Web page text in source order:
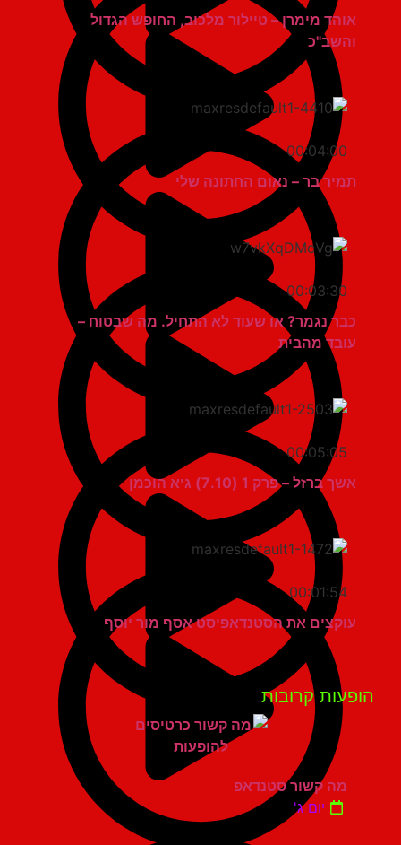
אוהד מימרן – טיילור מלכוב, החופש הגדול
והשב"כ
00:04:00
תמיר בר – נאום החתונה שלי
00:03:30
כבר נגמר? או שעוד לא התחיל. מה שבטוח –
עובד מהבית
00:05:05
אשך ברזל – פרק 1 (7.10) גיא הוכמן
00:01:54
עוקצים את הסטנדאפיסט אסף מור יוסף
קרובות
מה קשור סטנדאפ
יום ג'